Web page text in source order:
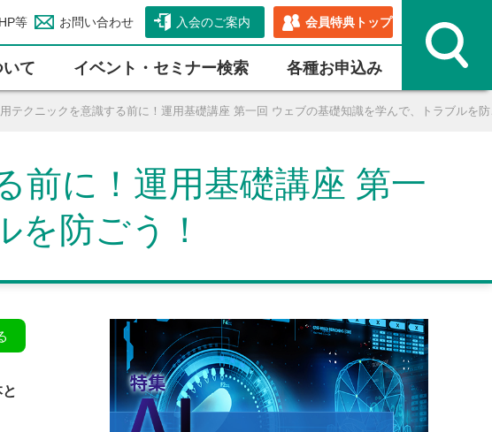
等 お問い合わせ 入会のご案内 会員特典トップ
て イベント・セミナー検索 各種お申込み
テクニックを意識する前に！運用基礎講座 第一回 ウェブの基礎知識を学んで、トラブルを
前に！運用基礎講座 第一
を防ごう！